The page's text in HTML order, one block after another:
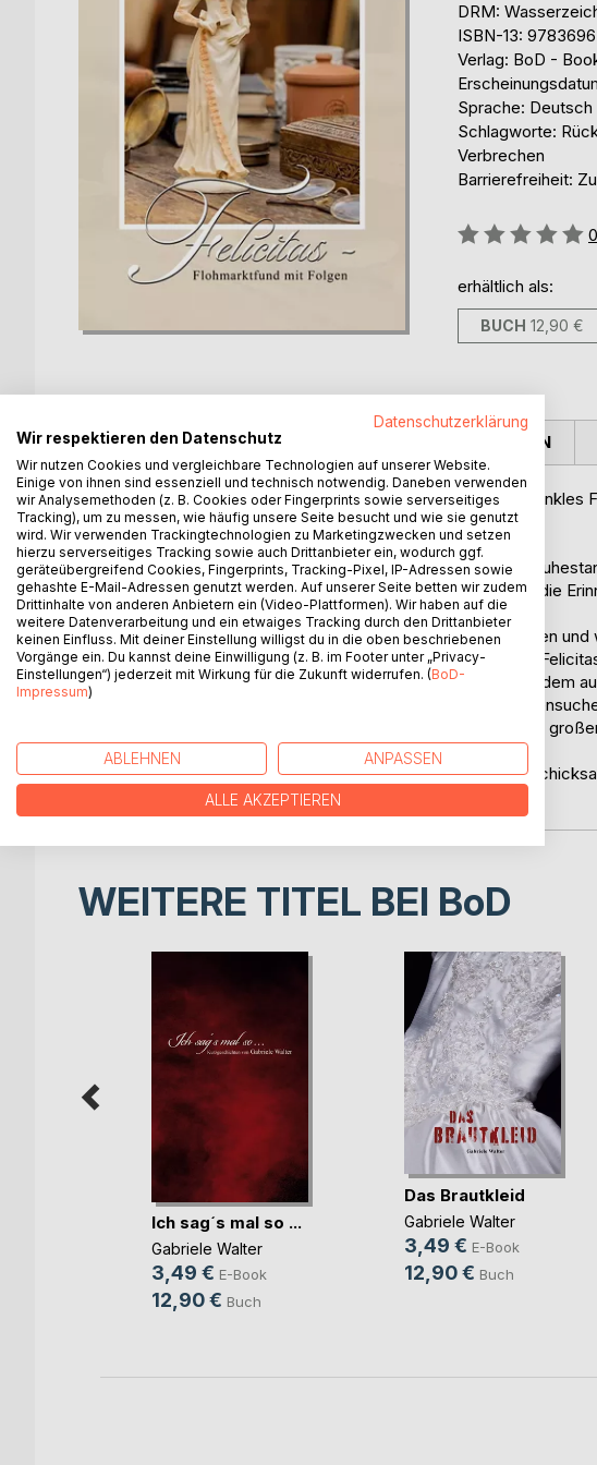
DRM:
ISBN-13:
Verlag: BoD -
Sprache: Deutsch
Schlagworte:
Verbrechen
Barrierefreiheit:
Bewertung::
0
erhältlich als:
BUCH 12,90 €
BESCHREIBUNG
Ein geheimnisvoller Fund, eine verbotene Liebe und ein dunkles
auf Deckung wartet.
Die erfolgreiche Journalistin Sarah Berens genießt ihren
Leben auf den Kopf stellt: Eine antike Frauenfigur, weckt die
in ein früheres Leben.
Gemeinsam mit ihrer Freundin Christa reist Sarah nach Wien
hineingezogen. Sie spürt die tiefe Sehnsucht der Baronin
hätte lieben dürfen, und die lähmende Enge einer Ehe mit dem
beginnt, entwickelt sich schnell zu einer packenden
Als sie auf Clemens trifft, einen Nachfahren ihrer einstigen
endgültig.
Sarah erkennt: Die Vergangenheit ist nicht tot - und das
heute seine Schatten wirft.
AUTOR/IN PRESSESTIMMEN
WEITERE TITEL BEI BoD
Ich sag´s mal so ...
Gabriele Walter
3,49 € E-Book
12,90 € Buch
Das Brautkleid
Gabriele Walter
3,49 € E-Book
12,90 € Buch
Datenschutzerklärung
Wir respektieren den Datenschutz
Wir nutzen Cookies und vergleichbare Technologien auf unserer Website.
Einige von ihnen sind essenziell und technisch notwendig. Daneben verwenden
wir Analysemethoden (z. B. Cookies oder Fingerprints sowie serverseitiges
Tracking), um zu messen, wie häufig unsere Seite besucht und wie sie genutzt
wird. Wir verwenden Trackingtechnologien zu Marketingzwecken und setzen
hierzu serverseitiges Tracking sowie auch Drittanbieter ein, wodurch ggf.
geräteübergreifend Cookies, Fingerprints, Tracking-Pixel, IP-Adressen sowie
gehashte E-Mail-Adressen genutzt werden. Auf unserer Seite betten wir zudem
Drittinhalte von anderen Anbietern ein (Video-Plattformen). Wir haben auf die
weitere Datenverarbeitung und ein etwaiges Tracking durch den Drittanbieter
keinen Einfluss. Mit deiner Einstellung willigst du in die oben beschriebenen
Vorgänge ein. Du kannst deine Einwilligung (z. B. im Footer unter „Privacy-
Einstellungen“) jederzeit mit Wirkung für die Zukunft widerrufen. (BoD-
Impressum)
ABLEHNEN ANPASSEN
ALLE AKZEPTIEREN